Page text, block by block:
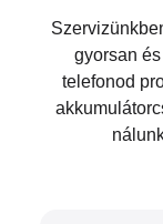
gyorsan
telefonod